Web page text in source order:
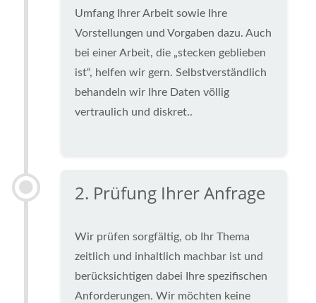
Umfang Ihrer Arbeit sowie Ihre
Vorstellungen und Vorgaben dazu. Auch
bei einer Arbeit, die „stecken geblieben
ist“, helfen wir gern. Selbstverständlich
behandeln wir Ihre Daten völlig
vertraulich und diskret..
2. Prüfung Ihrer Anfrage
Wir prüfen sorgfältig, ob Ihr Thema
zeitlich und inhaltlich machbar ist und
berücksichtigen dabei Ihre spezifischen
Anforderungen. Wir möchten keine